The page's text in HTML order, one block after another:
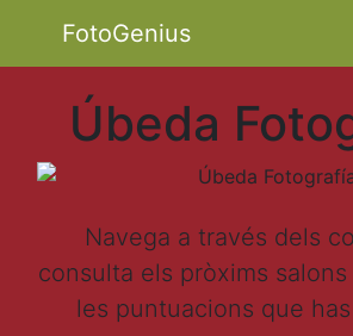
FotoGenius
Úbeda
Navega a través dels
consulta els pròxims
les puntuacions que